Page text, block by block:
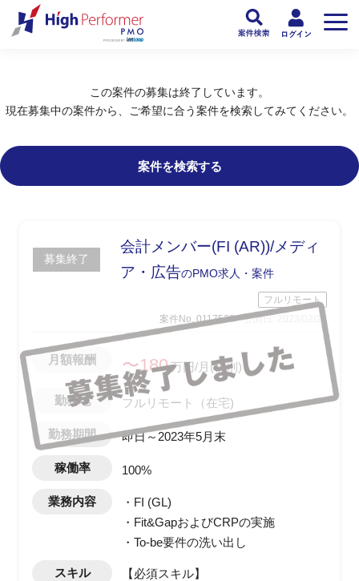
この案件の募集は終了しています。
現在募集中の案件から、ご希望に合う案件を検索してみてください。
案件を検索する
募集終了
会計メンバー(FI (AR))/メディ
ア・広告のPMO求人・案件
フルリモート
案件No. 0117538 公開日: 2023/02/22
月額報酬 〜180万円/月(税別)
勤務地 フルリモート（在宅)
勤務期間 即日～2023年5月末
稼働率 100%
業務内容
・FI (GL)
・Fit&GapおよびCRPの実施
・To-be要件の洗い出し
スキル
【必須スキル】